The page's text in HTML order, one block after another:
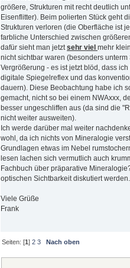
größere, Strukturen mit recht deutlich
Eisenflitter). Beim polierten Stück geht
Strukturen verloren (die Oberfläche ist
farbliche Unterschied zwischen
dafür sieht man jetztsehr viel mehr
nicht sichtbar waren (besonders
Vergrößerung - es ist jetzt blöd, dass
digitale Spiegelreflex und das
dauern). Diese Beobachtung habe ich
gemacht, nicht so bei einem NWAxxx,
besser ungeschliffen aus (da sind die
nicht weiter ausweiten).
Ich werde darüber mal weiter
wohl, da ich nichts von Mineralogie
Grundlagen etwas im Nebel
lesen lachen sich vermutlich auch
Fachbuch über präparative
optischen Sichtbarkeit diskutiert werden.
Viele Grüße
Frank
Seiten: [1]2 3 Nach oben